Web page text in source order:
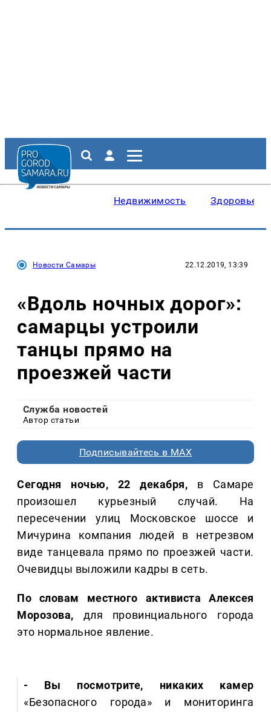
Недвижимость Здоровье
Новости Самары 22.12.2019, 13:39
«Вдоль ночных дорог»:
самарцы устроили
танцы прямо на
проезжей части
Служба новостей
Автор статьи
Подписывайтесь в MAX
Сегодня ночью, 22 декабря, в Самаре
произошел курьезный случай. На
пересечении улиц Московское шоссе и
Мичурина компания людей в нетрезвом
виде танцевала прямо по проезжей части.
Очевидцы выложили кадры в сеть.
По словам местного активиста Алексея
Морозова, для провинциального города
это нормальное явление.
- Вы посмотрите, никаких камер
«Безопасного города» и мониторинга